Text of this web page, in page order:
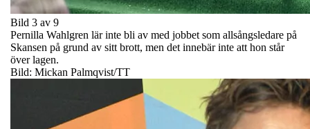
Bild 3 av 9
Pernilla Wahlgren lär inte bli av med jobbet som allsångsledare på
Skansen på grund av sitt brott, men det innebär inte att hon står
över lagen.
Bild: Mickan Palmqvist/TT